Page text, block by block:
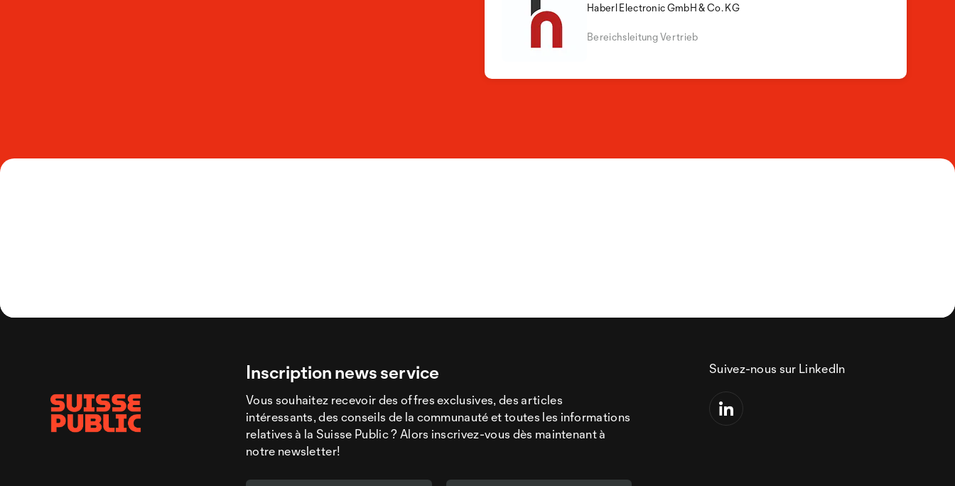
Haberl Electronic GmbH & Co. KG
Bereichsleitung Vertrieb
Inscription news service
Vous souhaitez recevoir des offres exclusives, des articles
intéressants, des conseils de la communauté et toutes les informations
relatives à la Suisse Public ? Alors inscrivez-vous dès maintenant à
notre newsletter!
Suivez-nous sur LinkedIn